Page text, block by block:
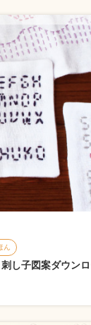
ん
刺し子図案ダウン